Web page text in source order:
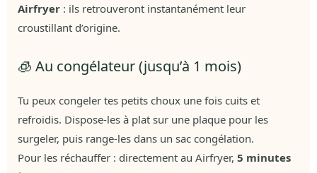
Airfryer : ils retrouveront instantanément leur
croustillant d’origine.
🧊 Au congélateur (jusqu’à 1 mois)
Tu peux congeler tes petits choux une fois cuits et
refroidis. Dispose-les à plat sur une plaque pour les
surgeler, puis range-les dans un sac congélation.
Pour les réchauffer : directement au Airfryer, 5 minutes